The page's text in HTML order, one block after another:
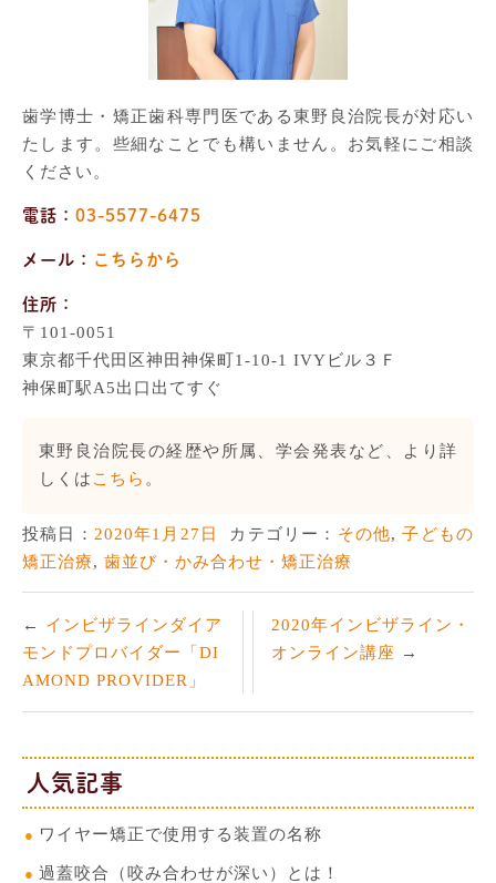
歯学博士・矯正歯科専門医である東野良治院長が対応い
たします。些細なことでも構いません。お気軽にご相談
ください。
電話： 03-5577-6475
メール： こちらから
住所：
〒101-0051
東京都千代田区神田神保町1-10-1 IVYビル３Ｆ
神保町駅A5出口出てすぐ
東野良治院長の経歴や所属、学会発表など、より詳
しくは こちら 。
投稿日： 2020年1月27日 カテゴリー： その他,子どもの
矯正治療, 歯並び・かみ合わせ・矯正治療
インビザラインダイア
モンドプロバイダー「DI
AMOND PROVIDER」
2020年インビザライン・
オンライン講座
人気記事
ワイヤー矯正で使用する装置の名称
過蓋咬合（咬み合わせが深い）とは！